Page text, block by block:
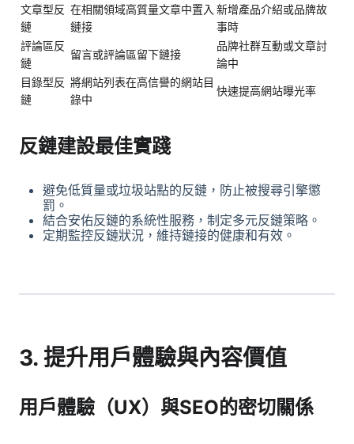
文章型反
鏈
在相關領域高質量文章中置入
鏈接
新增產品介紹或品牌故
事時
評論區反
鏈
留言或評論區留下鏈接
品牌社群互動或文章討
論中
目錄型反
鏈
將網站列表在高信譽的網站目
錄中
快速提高網站曝光率
反鏈建設最佳實踐
避免低質量或垃圾站點的反鏈，防止被搜尋引擎懲
罰。
結合安佑反鏈的系統性服務，制定多元反鏈策略。
定期監控反鏈狀況，維持鏈接的健康和有效。
3. 提升用戶體驗與內容價值
用戶體驗（UX）與SEO的密切關係